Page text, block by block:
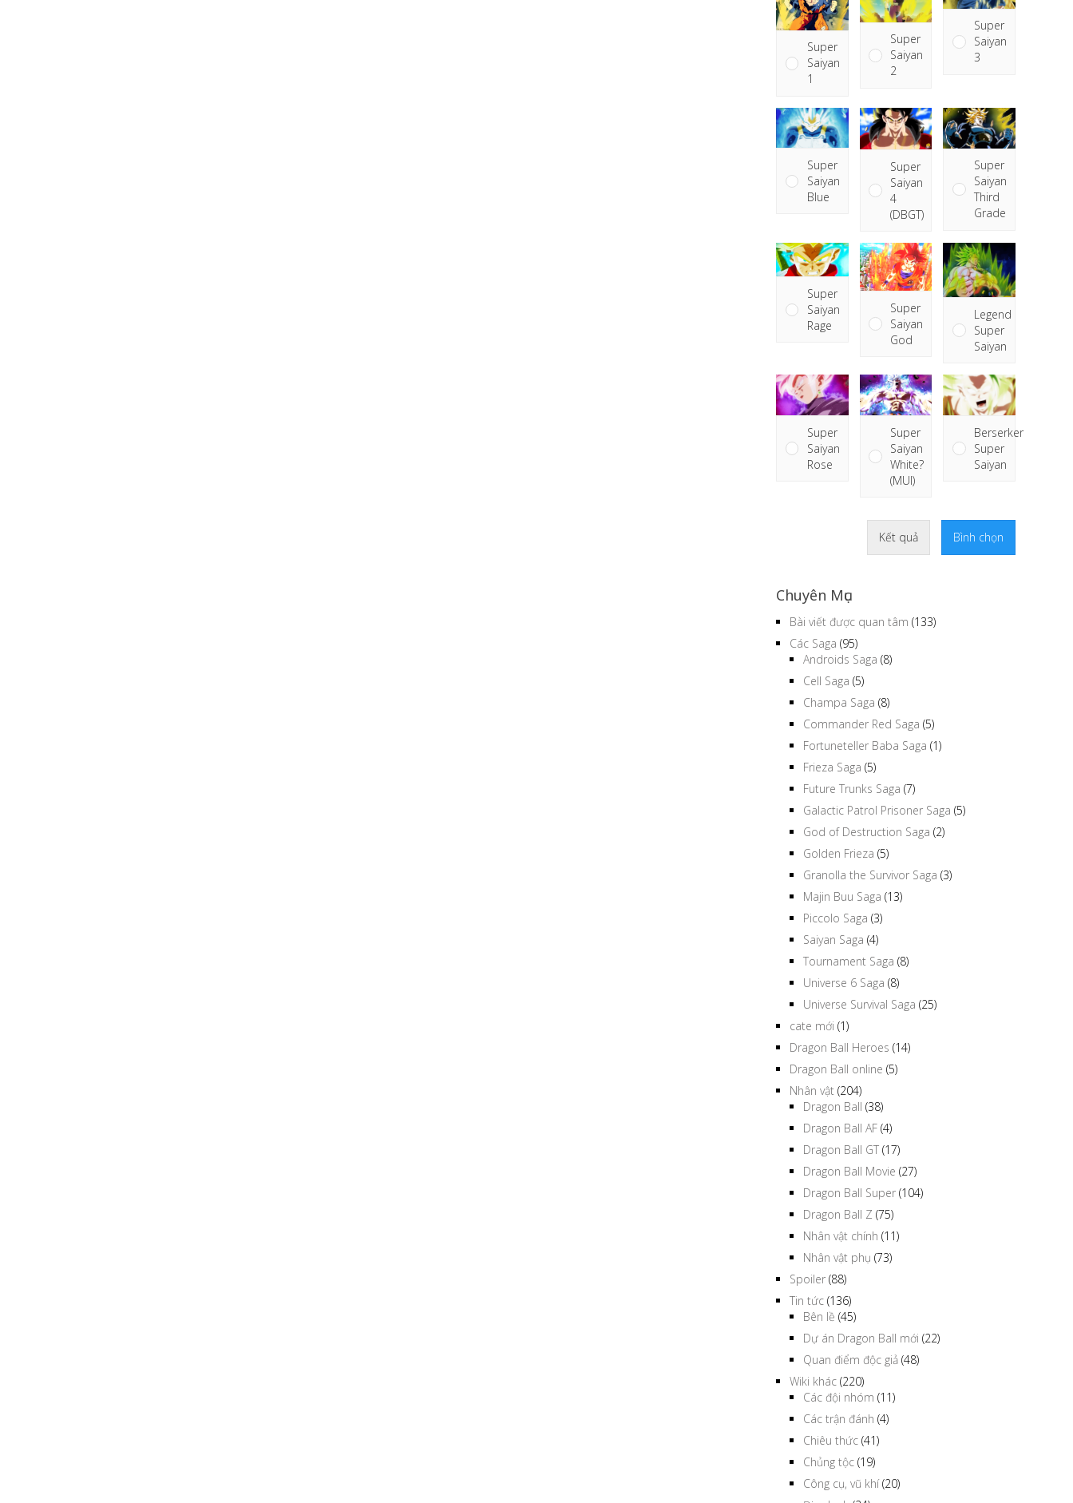
Super
Saiyan
1
Super
Saiyan
2
Super
Saiyan
3
Super
Saiyan
Blue
Super
Saiyan
4
(DBGT)
Super
Saiyan
Third
Grade
Super
Saiyan
Rage
Super
Saiyan
God
Legend
Super
Saiyan
Super
Saiyan
Rose
Super
Saiyan
White?
(MUI)
Berserker
Super
Saiyan
Kết quả Bình chọn
Chuyên Mục
Bài viết được quan tâm (133)
Các Saga (95)
Androids Saga (8)
Cell Saga (5)
Champa Saga (8)
Commander Red Saga (5)
Fortuneteller Baba Saga (1)
Frieza Saga (5)
Future Trunks Saga (7)
Galactic Patrol Prisoner Saga (5)
God of Destruction Saga (2)
Golden Frieza (5)
Granolla the Survivor Saga (3)
Majin Buu Saga (13)
Piccolo Saga (3)
Saiyan Saga (4)
Tournament Saga (8)
Universe 6 Saga (8)
Universe Survival Saga (25)
cate mới (1)
Dragon Ball Heroes (14)
Dragon Ball online (5)
Nhân vật (204)
Dragon Ball (38)
Dragon Ball AF (4)
Dragon Ball GT (17)
Dragon Ball Movie (27)
Dragon Ball Super (104)
Dragon Ball Z (75)
Nhân vật chính (11)
Nhân vật phụ (73)
Spoiler (88)
Tin tức (136)
Bên lề (45)
Dự án Dragon Ball mới (22)
Quan điểm độc giả (48)
Wiki khác (220)
Các đội nhóm (11)
Các trận đánh (4)
Chiêu thức (41)
Chủng tộc (19)
Công cụ, vũ khí(20)